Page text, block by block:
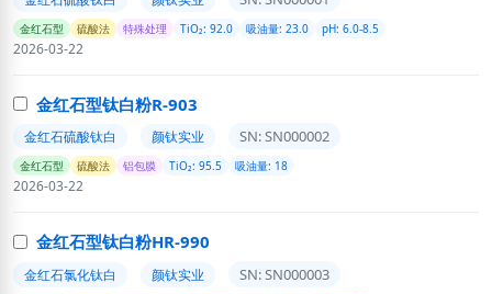
金红石型 硫酸法 特殊处理 TiO₂: 92.0 吸油量: 23.0 pH: 6.0-8.5
2026-03-22
金红石型钛白粉R-903
金红石硫酸钛白 颜钛实业 SN: SN000002
金红石型 硫酸法 铝包膜 TiO₂: 95.5 吸油量: 18
2026-03-22
金红石型钛白粉HR-990
金红石氯化钛白 颜钛实业 SN: SN000003